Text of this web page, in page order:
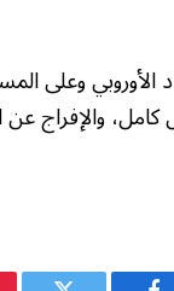
وعلى
والإفراج عن